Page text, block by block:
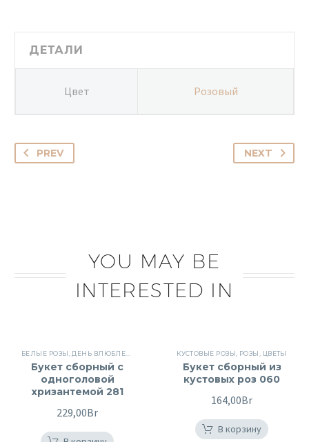
-
107ДЕТАЛИ
Цвет Розовый
PREV NEXT
YOU MAY BE
INTERESTED IN
БЕЛЫЕ РОЗЫ,ДЕНЬ ВЛЮБЛЕННЫХ КУСТОВЫЕ РОЗЫ, РОЗЫ, СБОРНЫЕ БУКЕТЫ
Букет сборный с
одноголовой
хризантемой 281
229,00Br
КУСТОВЫЕ РОЗЫ, РОЗЫ, ЦВЕТЫ
Букет сборный из
кустовых роз 060
164,00Br
В корзину